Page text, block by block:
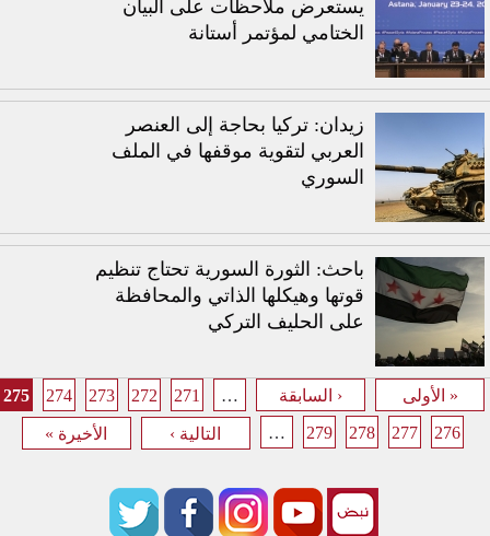
يستعرض ملاحظات على البيان
الختامي لمؤتمر أستانة
زيدان: تركيا بحاجة إلى العنصر
العربي لتقوية موقفها في الملف
السوري
باحث: الثورة السورية تحتاج تنظيم
قوتها وهيكلها الذاتي والمحافظة
على الحليف التركي
الصفحات
« الأولى ‹ السابقة …
271
272
273
274
275
276
277
278
279
… التالية › الأخيرة »